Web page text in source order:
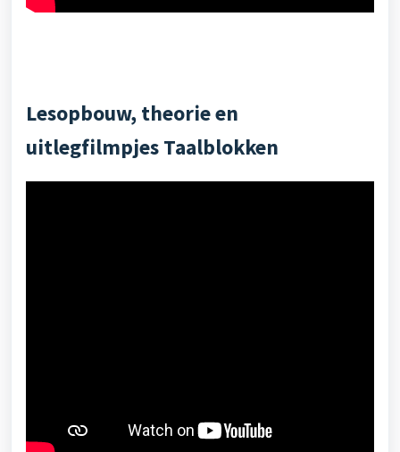
Lesopbouw, theorie en
uitlegfilmpjes Taalblokken